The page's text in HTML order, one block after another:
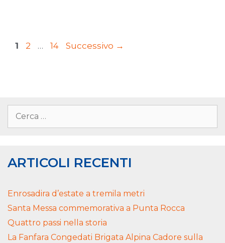
1 2 … 14 Successivo →
ARTICOLI RECENTI
Enrosadira d’estate a tremila metri
Santa Messa commemorativa a Punta Rocca
Quattro passi nella storia
La Fanfara Congedati Brigata Alpina Cadore sulla